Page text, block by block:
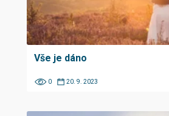
Vše je dáno
0 20. 9. 2023